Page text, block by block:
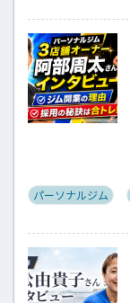
パーソナルジム